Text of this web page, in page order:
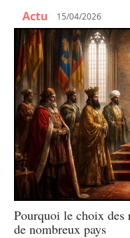
Actu 15/04/2026
Pourquoi le choix
de nombreux pays